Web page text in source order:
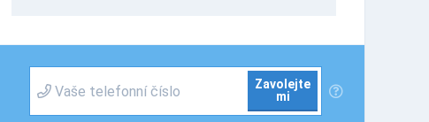
Zavolejte
mi